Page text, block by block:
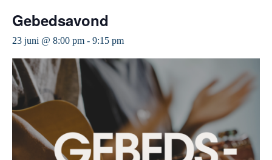
Gebedsavond
23 juni @ 8:00 pm - 9:15 pm